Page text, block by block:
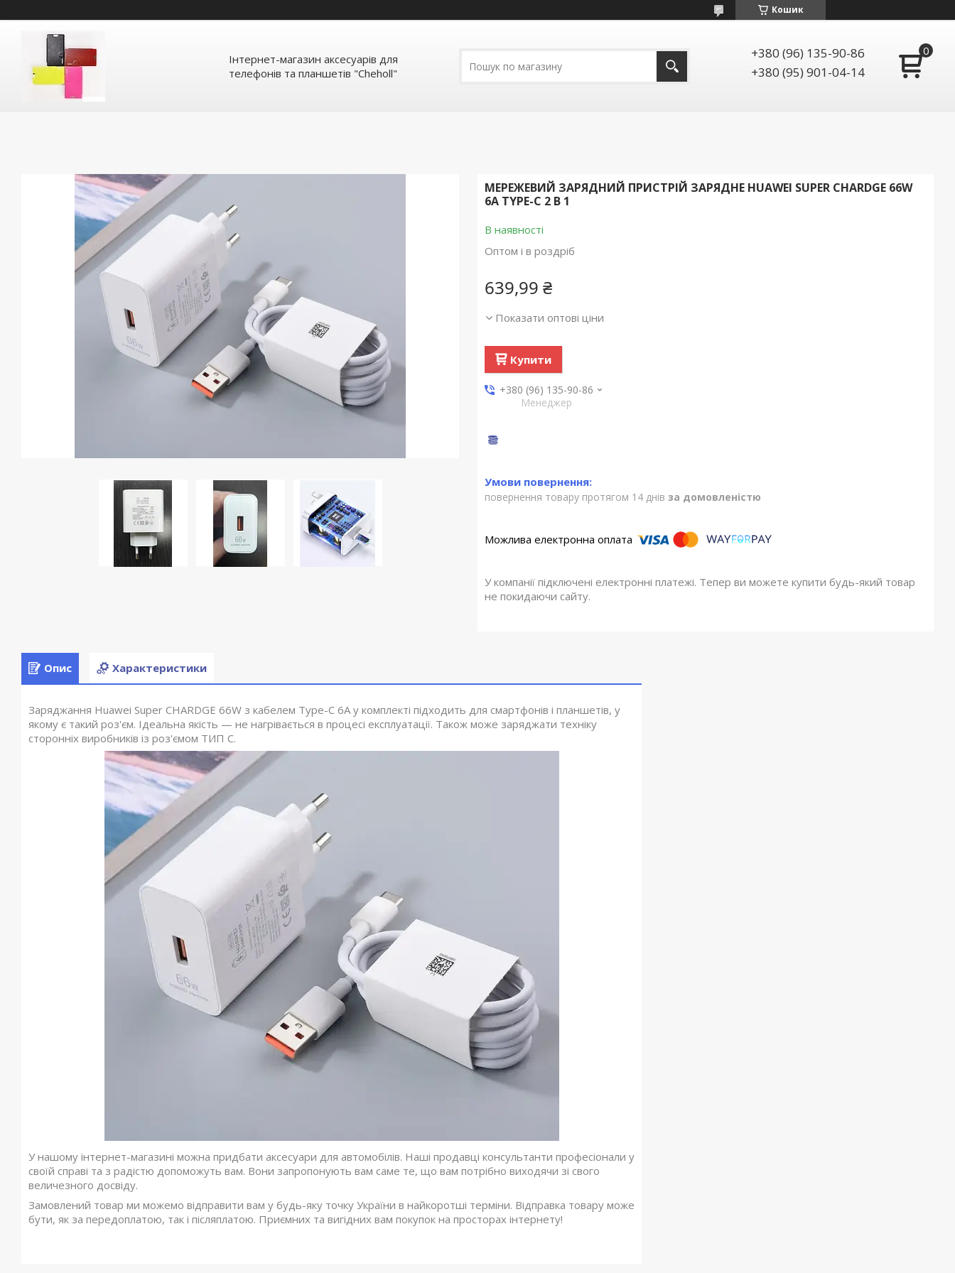
Кошик
Інтернет-магазин аксесуарів для
телефонів та планшетів "Cheholl"
+380 (96) 135-90-86
+380 (95) 901-04-14
МЕРЕЖЕВИЙ ЗАРЯДНИЙ ПРИСТРІЙ ЗАРЯДНЕ HUAWEI SUPER CHARDGE 66W
6A TYPE-C 2 В 1
В наявності
Оптом і в роздріб
639,99 ₴
Показати оптові ціни
Купити
+380 (96) 135-90-86
Менеджер
повернення товару протягом 14 днів за домовленістю
У компанії підключені електронні платежі. Тепер ви можете купити будь-який товар
не покидаючи сайту.
Опис Характеристики
Заряджання Huawei Super CHARDGE 66W з кабелем Type-C 6A у комплекті підходить для смартфонів і планшетів, у
якому є такий роз'єм. Ідеальна якість — не нагрівається в процесі експлуатації. Також може заряджати техніку
сторонніх виробників із роз'ємом ТИП С.
У нашому інтернет-магазині можна придбати аксесуари для автомобілів. Наші продавці консультанти професіонали у
своїй справі та з радістю допоможуть вам. Вони запропонують вам саме те, що вам потрібно виходячи зі свого
величезного досвіду.
Замовлений товар ми можемо відправити вам у будь-яку точку України в найкоротші терміни. Відправка товару може
бути, як за передоплатою, так і післяплатою. Приємних та вигідних вам покупок на просторах інтернету!